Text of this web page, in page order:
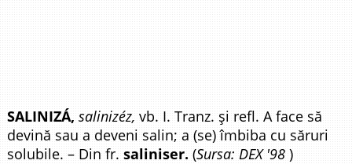
SALINIZÁ, salinizéz, vb. I. Tranz. și refl. A face să
devină sau a deveni salin; a (se) îmbiba cu săruri
solubile. – Din fr.saliniser. (Sursa: DEX '98 )